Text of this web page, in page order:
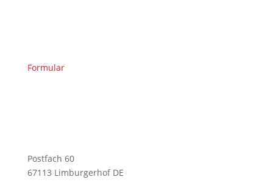
Formular
Postfach 60
67113 Limburgerhof DE